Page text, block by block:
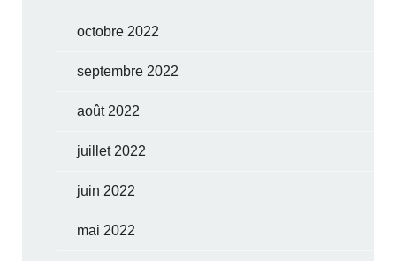
octobre 2022
septembre 2022
août 2022
juillet 2022
juin 2022
mai 2022